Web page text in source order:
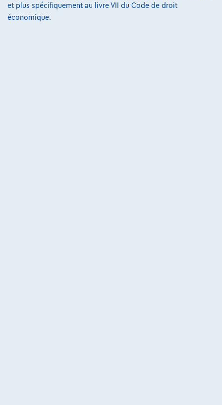
03/2024
et plus spécifiquement au livre VII du Code de droit
économique.